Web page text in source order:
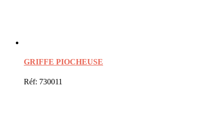
GRIFFE PIOCHEUSE
Réf: 730011